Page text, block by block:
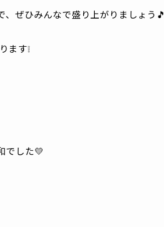
ぜひみんなで盛り上がりましょう🎵
す❕
でした💛